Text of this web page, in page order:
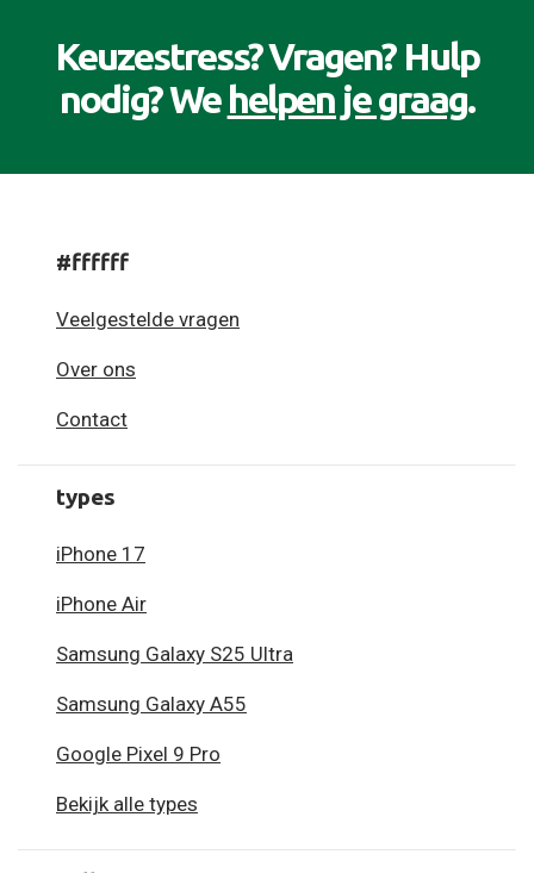
Keuzestress? Vragen? Hulp
nodig? Wehelpen je graag.
#ffffff
Veelgestelde vragen
Over ons
Contact
types
iPhone 17
iPhone Air
Samsung Galaxy S25 Ultra
Samsung Galaxy A55
Google Pixel 9 Pro
Bekijk alle types